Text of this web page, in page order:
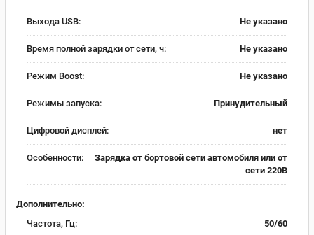
Выхода USB: Не указано
Время полной зарядки от сети, ч: Не указано
Режим Boost: Не указано
Режимы запуска: Принудительный
Цифровой дисплей: нет
Особенности:
Зарядка от бортовой сети автомобиля или от
сети 220В
Дополнительно:
Частота, Гц:
50/60